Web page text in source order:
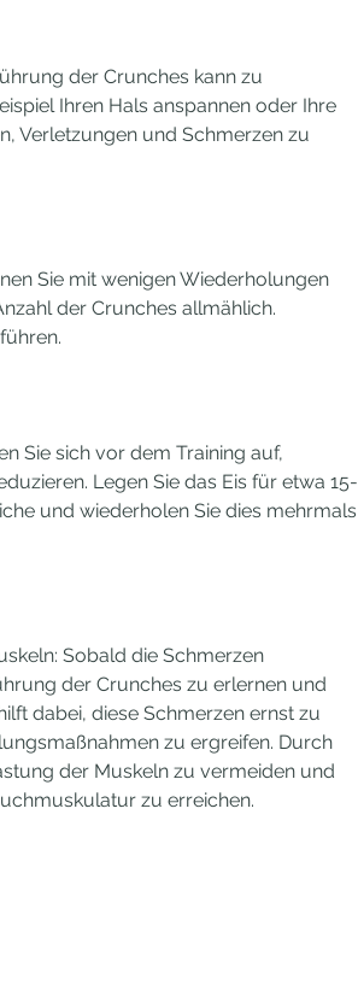
der Crunches kann zu
Ihren Hals anspannen oder Ihre
Verletzungen und Schmerzen zu
Sie mit wenigen Wiederholungen
der Crunches allmählich.
Sie sich vor dem Training auf,
Legen Sie das Eis für etwa 15-
und wiederholen Sie dies mehrmals
Sobald die Schmerzen
der Crunches zu erlernen und
dabei, diese Schmerzen ernst zu
zu ergreifen. Durch
der Muskeln zu vermeiden und
zu erreichen.